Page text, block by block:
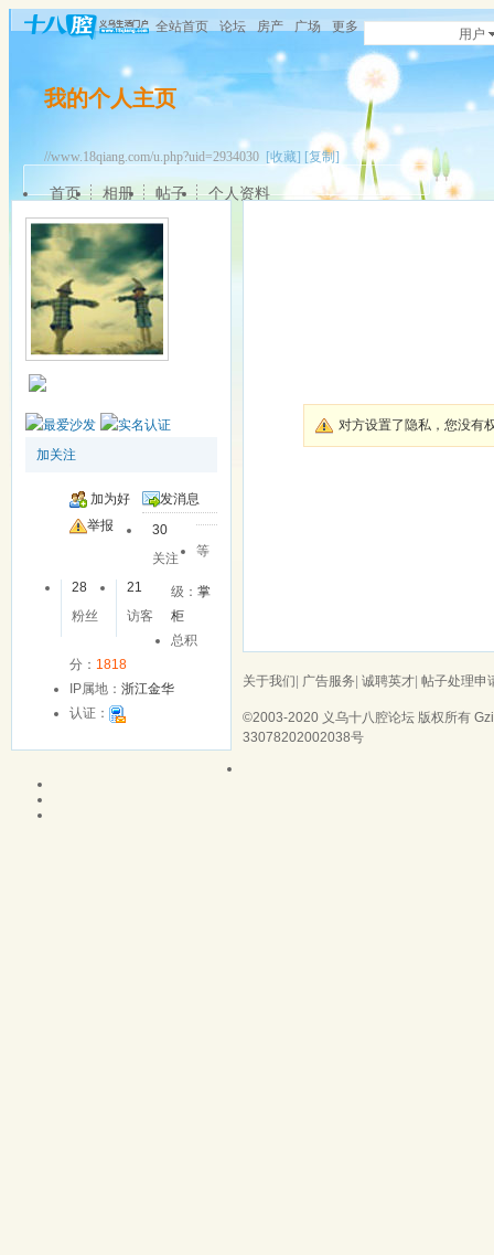
全站首页 论坛 房产 广场 更多 用户
我的个人主页
//www.18qiang.com/u.php?uid=2934030 [收藏] [复制]
首页 相册 帖子 个人资料
加关注
加为好
友
发消息
举报
30
关注
28
粉丝
21
访客
等
级：掌
柜
总积
分： 1818
IP属地： 浙江金华
认证：
对方设置了隐私，您没有
关于我们 广告服务 诚聘英才 帖子处理申
©2003-2020 义乌十八腔论坛 版权所有
33078202002038号